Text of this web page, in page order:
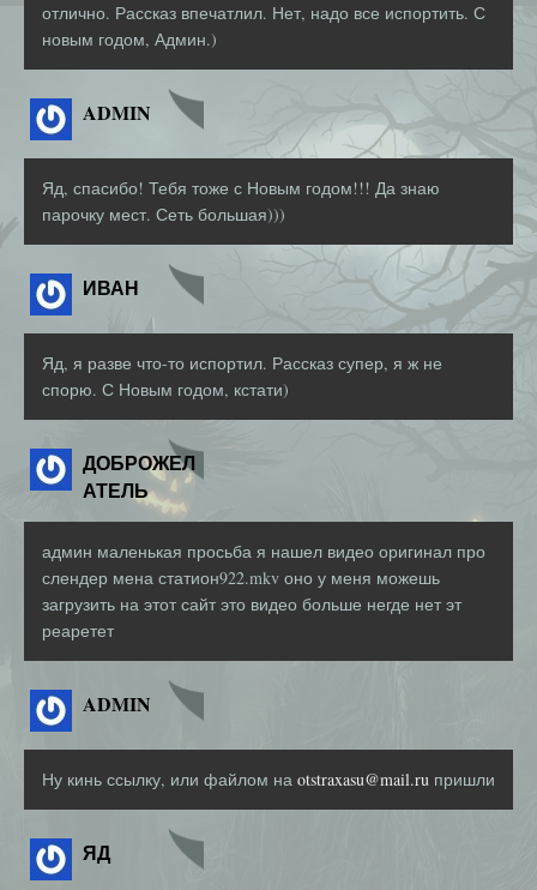
отлично. Рассказ впечатлил. Нет, надо все испортить. С
новым годом, Админ.)
ADMIN
Яд, спасибо! Тебя тоже с Новым годом!!! Да знаю
парочку мест. Сеть большая)))
ИВАН
Яд, я разве что-то испортил. Рассказ супер, я ж не
спорю. С Новым годом, кстати)
ДОБРОЖЕЛ
АТЕЛЬ
админ маленькая просьба я нашел видео оригинал про
слендер мена статион922.mkv оно у меня можешь
загрузить на этот сайт это видео больше негде нет эт
реаретет
ADMIN
Ну кинь ссылку, или файлом на otstraxasu@mail.ru пришли
ЯД